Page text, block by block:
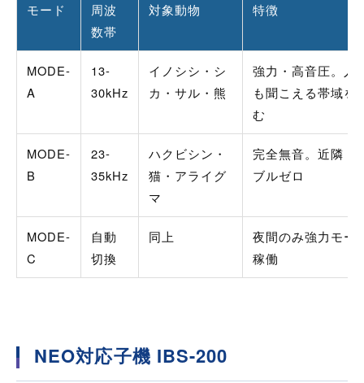
モード
周波
数帯
対象動物 特徴
MODE-
A
13-
30kHz
イノシシ・シ
カ・サル・熊
強力・高音圧。人
も聞こえる帯域を
む
MODE-
B
23-
35kHz
ハクビシン・
猫・アライグ
マ
完全無音。近隣ト
ブルゼロ
MODE-
C
自動
切換
同上
夜間のみ強力モー
稼働
NEO対応子機 IBS-200